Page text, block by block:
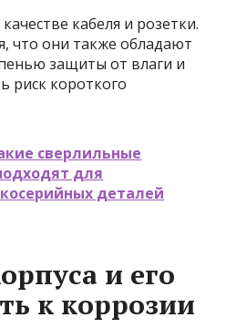
кабеля и розетки.
что они также обладают
защиты от влаги и
риск короткого
сверлильные
для
деталей
и его
к коррозии